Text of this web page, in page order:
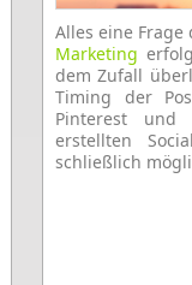
Alles eine Frage
Marketing
dem Zufall
Timing der
Pinterest und
erstellten
schließlich